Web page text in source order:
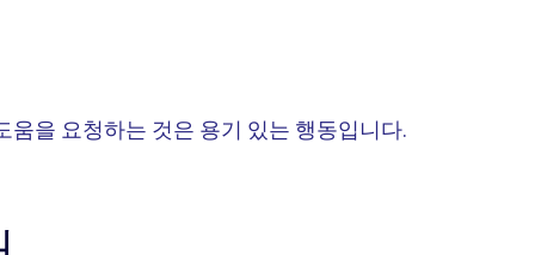
을 요청하는 것은 용기 있는 행동입니다.